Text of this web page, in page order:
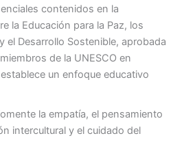
contenidos en la
la Educación para la Paz, los
el Desarrollo Sostenible, aprobada
de la UNESCO en
un enfoque educativo
la empatía, el pensamiento
intercultural y el cuidado del